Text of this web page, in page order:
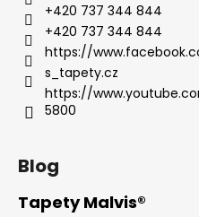
+420 737 344 844
+420 737 344 844
https://
s_tapety.cz
https://
5800
Blog
Tapety Malvis®